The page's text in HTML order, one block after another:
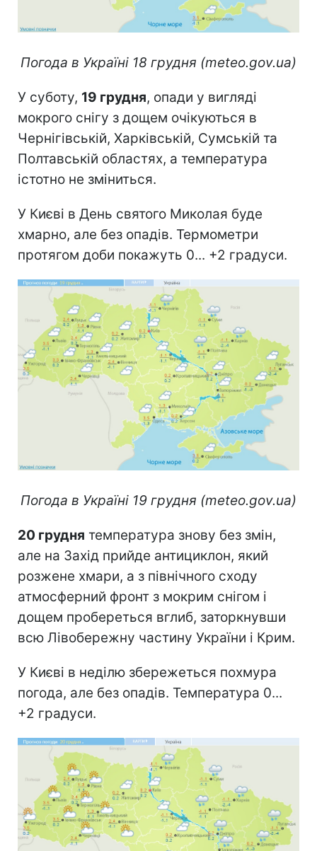
Погода в Україні 18 грудня (meteo.gov.ua)
У суботу, 19 грудня, опади у вигляді
мокрого снігу з дощем очікуються в
Чернігівській, Харківській, Сумській та
Полтавській областях, а температура
істотно не зміниться.
У Києві в День святого Миколая буде
хмарно, але без опадів. Термометри
протягом доби покажуть 0... +2 градуси.
Погода в Україні 19 грудня (meteo.gov.ua)
20 грудня температура знову без змін,
але на Захід прийде антициклон, який
розжене хмари, а з північного сходу
атмосферний фронт з мокрим снігом і
дощем пробереться вглиб, заторкнувши
всю Лівобережну частину України і Крим.
У Києві в неділю збережеться похмура
погода, але без опадів. Температура 0...
+2 градуси.